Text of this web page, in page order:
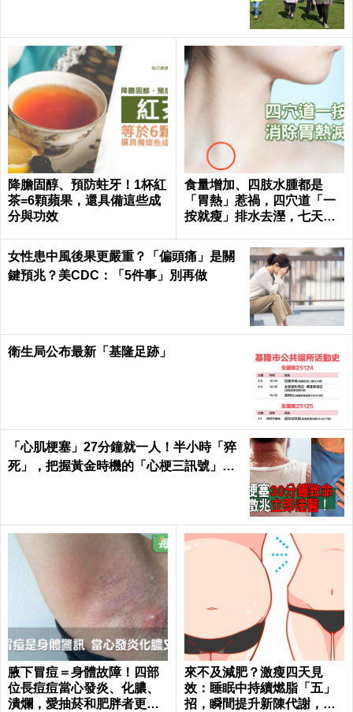
降膽固醇、預防蛀牙！1杯紅
茶=6顆蘋果，還具備這些成
分與功效
食量增加、四肢水腫都是
「胃熱」惹禍，四穴道「一
按就瘦」排水去溼，七天瘦
h
女性患中風後果更嚴重？「偏頭痛」是關
鍵預兆？美CDC：「5件事」別再做
衛生局公布最新「基隆足跡」
「心肌梗塞」27分鐘就一人！半小時「猝
死」，把握黃金時機的「心梗三訊號」！
腋下冒痘＝身體故障！四部
位長痘痘當心發炎、化膿、
潰爛，愛抽菸和肥胖者更要
來不及減肥？激瘦四天見
效：睡眠中持續燃脂「五」
招，瞬間提升新陳代謝，輕